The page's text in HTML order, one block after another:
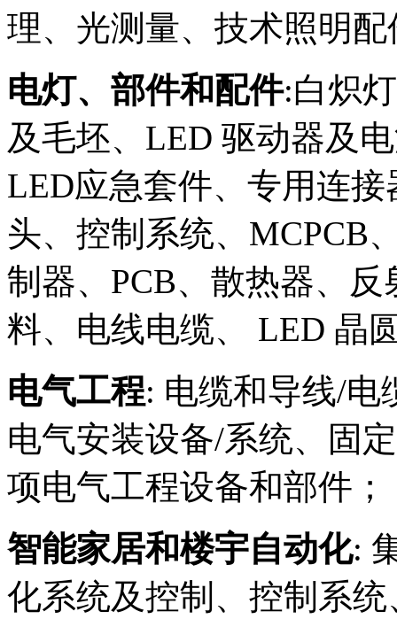
理、光测量、技术照明
电灯、部件和配件:白炽
及毛坯、LED 驱动器及
LED应急套件、专用连
头、控制系统、MCPCB
制器、PCB、散热器、
料、电线电缆、 LED 晶
电气工程: 电缆和导线/电
电气安装设备/系统、固
项电气工程设备和部件；
智能家居和楼宇自动化:
化系统及控制、控制系